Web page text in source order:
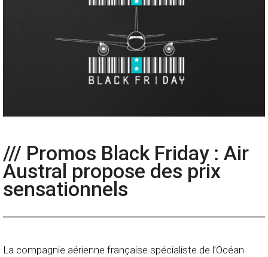
/// Promos Black Friday : Air
Austral propose des prix
sensationnels
La compagnie aérienne française spécialiste de l’Océan